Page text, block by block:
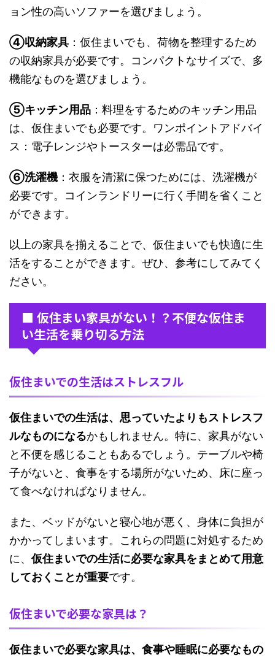
ョン性の高いソファーを選びましょう。
④収納家具 ：仮住まいでも、荷物を整理するため
の収納家具が必要です。コンパクトなサイズで、多
機能なものを選びましょう。
⑤キッチン用品 ：料理をするためのキッチン用品
は、仮住まいでも必要です。ワンポイントアドバイ
ス：電子レンジやトースターは必需品です。
⑥洗濯機 ：衣服を清潔に保つためには、洗濯機が
必要です。コインランドリーに行く手間を省くこと
ができます。
以上の家具を揃えることで、仮住まいでも快適に生
活をすることができます。ぜひ、参考にしてみてく
ださい。
■ 仮住まい家具がない！？不便な仮住ま
い生活を乗り切る方法
仮住まいでの生活はストレスフル
仮住まいでの生活は、思っていたよりもストレスフ
ルなものになるかもしれません。特に、家具がない
と不便を感じることもあるでしょう。テーブルや椅
子がないと、食事をする場所がないため、床に座っ
て食べなければなりません。
また、ベッドがないと寝心地が悪く、身体に負担が
かかってしまいます。これらの問題に対処するため
に、仮住まいでの生活に必要な家具をまとめて用意
しておくことが重要です。
仮住まいで必要な家具は？
仮住まいで必要な家具は、食事や睡眠に必要なもの